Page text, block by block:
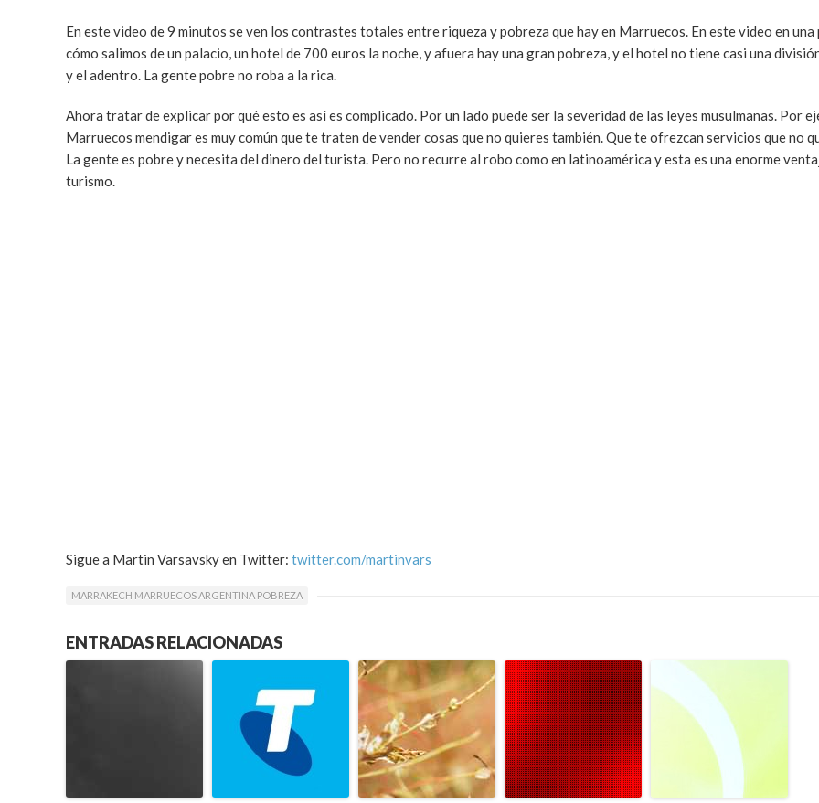
En este video de 9 minutos se ven los contrastes totales entre riqueza y pobreza que hay en Marruecos. En este video en una
cómo salimos de un palacio, un hotel de 700 euros la noche, y afuera hay una gran pobreza, y el hotel no tiene casi una
y el adentro. La gente pobre no roba a la rica.
Ahora tratar de explicar por qué esto es así es complicado. Por un lado puede ser la severidad de las leyes musulmanas. Por
Marruecos mendigar es muy común que te traten de vender cosas que no quieres también. Que te ofrezcan servicios que no
La gente es pobre y necesita del dinero del turista. Pero no recurre al robo como en latinoamérica y esta es una enorme
turismo.
Sigue a Martin Varsavsky en Twitter: twitter.com/martinvars
MARRAKECH MARRUECOS ARGENTINA POBREZA
ENTRADAS RELACIONADAS